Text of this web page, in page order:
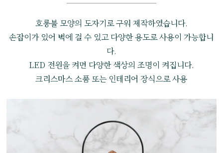
호롱불 모양의 도자기로 구워 제작하였습니다.
손잡이가 있어 벽에 걸 수 있고 다양한 용도로 사용이 가능합니
다.
LED 전원을 켜면 다양한 색상의 조명이 켜집니다.
크리스마스 소품 또는 인테리어 장식으로 사용